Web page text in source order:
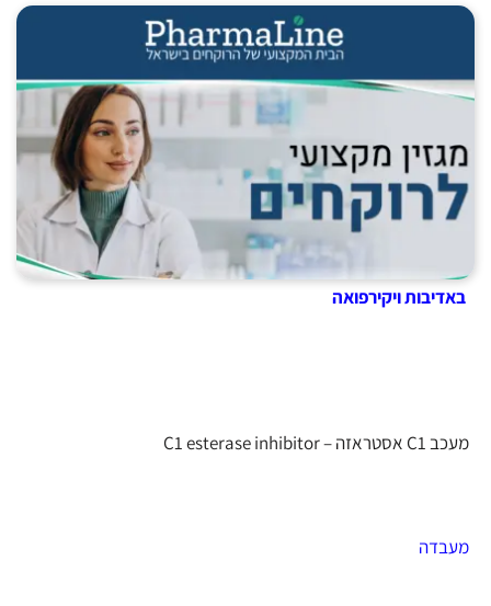
באדיבות ויקירפואה
מעכב C1 אסטראזה – C1 esterase inhibitor
מעבדה